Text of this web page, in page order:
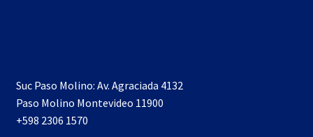
Suc Paso Molino: Av. Agraciada 4132
Paso Molino Montevideo 11900
+598 2306 1570